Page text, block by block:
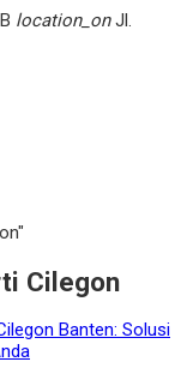
location_onJl.
Cilegon